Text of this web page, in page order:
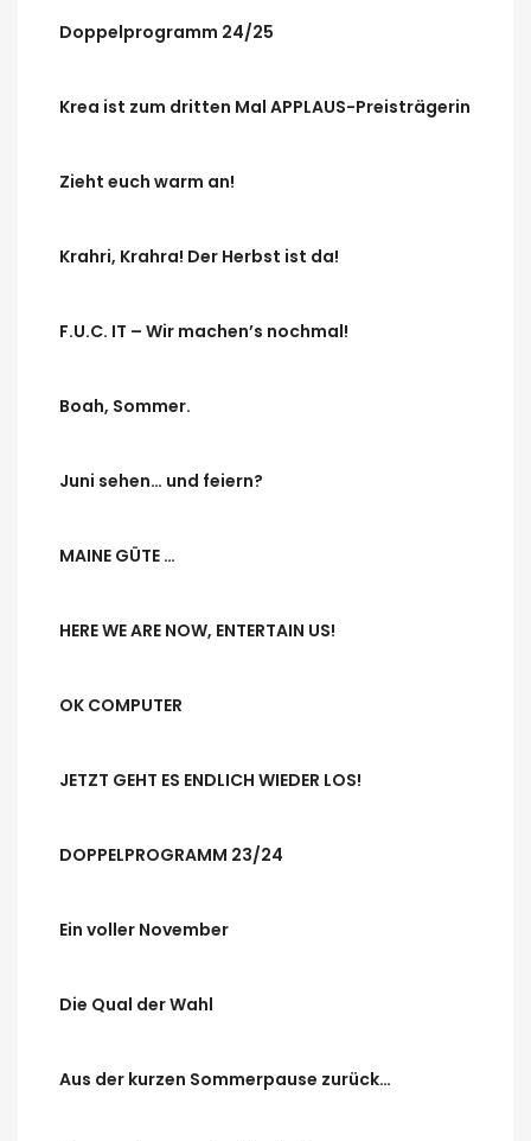
Doppelprogramm 24/25
Krea ist zum dritten Mal APPLAUS-Preisträgerin
Zieht euch warm an!
Krahri, Krahra! Der Herbst ist da!
F.U.C. IT – Wir machen’s nochmal!
Boah, Sommer.
Juni sehen… und feiern?
MAINE GÜTE …
HERE WE ARE NOW, ENTERTAIN US!
OK COMPUTER
JETZT GEHT ES ENDLICH WIEDER LOS!
DOPPELPROGRAMM 23/24
Ein voller November
Die Qual der Wahl
Aus der kurzen Sommerpause zurück…